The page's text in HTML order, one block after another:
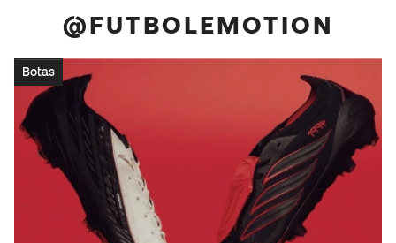
@FUTBOLEMOTION
Botas